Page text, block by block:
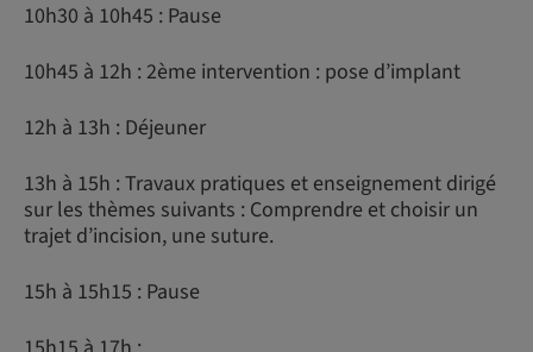
10h30 à 10h45 : Pause
10h45 à 12h : 2ème intervention : pose d’implant
12h à 13h : Déjeuner
13h à 15h : Travaux pratiques et enseignement dirigé
sur les thèmes suivants : Comprendre et choisir un
trajet d’incision, une suture.
15h à 15h15 : Pause